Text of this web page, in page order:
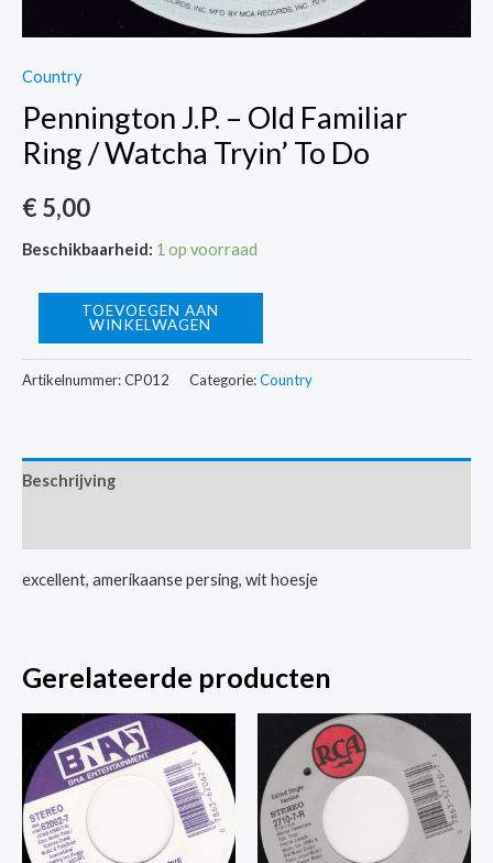
Country
Pennington J.P. – Old Familiar
Ring / Watcha Tryin’ To Do
€5,00
Beschikbaarheid: 1 op voorraad
Pennington
-
Ring
/
To
TOEVOEGEN AAN
WINKELWAGEN
Artikelnummer:CP012 Categorie:Country
Beschrijving
excellent, amerikaanse persing, wit hoesje
Gerelateerde producten